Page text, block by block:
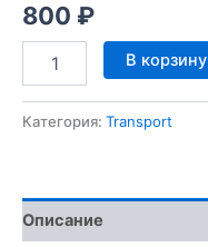
800 ₽
Количество
товара
4x4
В корзину
Категория: Transport
Описание